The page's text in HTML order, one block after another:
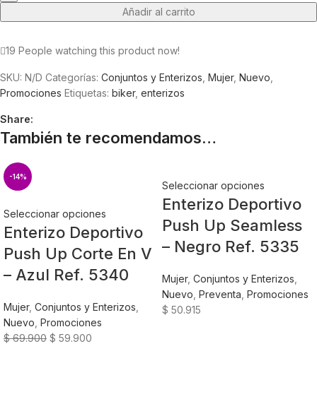
Añadir al carrito
19 People watching this product now!
SKU: N/D Categorías: Conjuntos y Enterizos Mujer, Nuevo
Promociones Etiquetas: biker, enterizos
Share:
También te recomendamos…
-14%
Seleccionar opciones
Enterizo Deportivo
Push Up Corte En V
– Azul Ref. 5340
Mujer, Conjuntos y Enterizos
Nuevo Promociones
$69.900 $ 59.900
Seleccionar opciones
Enterizo Deportivo
Push Up Seamless
– Negro Ref. 5335
Mujer, Conjuntos y Enterizos
Nuevo Preventa Promociones
$ 50.915